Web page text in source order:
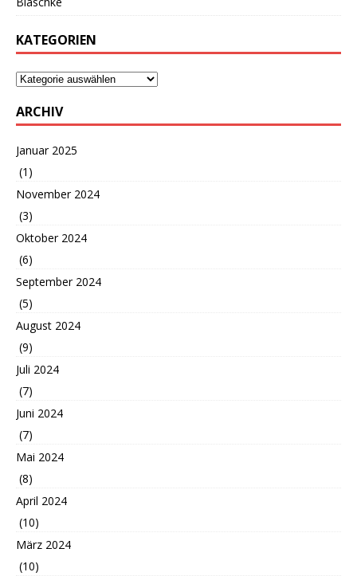
KATEGORIEN
ARCHIV
Januar 2025
(1)
November 2024
(3)
Oktober 2024
(6)
September 2024
(5)
August 2024
(9)
Juli 2024
(7)
Juni 2024
(7)
Mai 2024
(8)
April 2024
(10)
März 2024
(10)